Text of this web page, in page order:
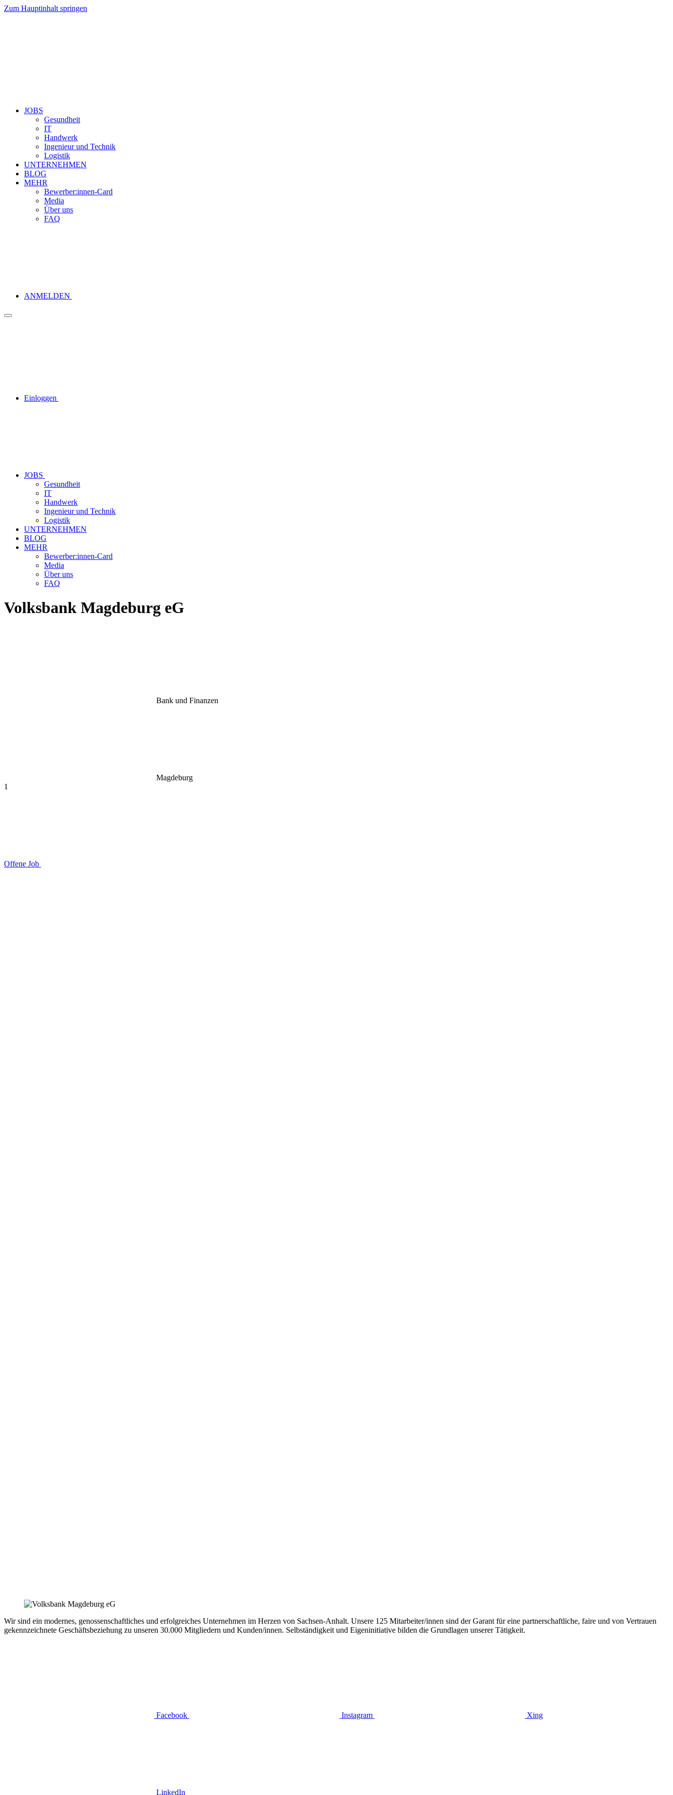
Zum Hauptinhalt springen
JOBS
Gesundheit
IT
Handwerk
Ingenieur und Technik
Logistik
UNTERNEHMEN
BLOG
MEHR
Bewerber:innen-Card
Media
Über uns
FAQ
ANMELDEN
Einloggen
JOBS
Gesundheit
IT
Handwerk
Ingenieur und Technik
Logistik
UNTERNEHMEN
BLOG
MEHR
Bewerber:innen-Card
Media
Über uns
FAQ
Volksbank Magdeburg eG
Bank und Finanzen
Magdeburg
1
Offene Job
Wir sind ein modernes, genossenschaftliches und erfolgreiches Unternehmen im Herzen von Sachsen-Anhalt. Unsere 125 Mitarbeiter/innen sind der Garant für eine partnerschaftliche, faire und von Vertrauen
gekennzeichnete Geschäftsbeziehung zu unseren 30.000 Mitgliedern und Kunden/innen. Selbständigkeit und Eigeninitiative bilden die Grundlagen unserer Tätigkeit.
Facebook Instagram Xing
LinkedIn